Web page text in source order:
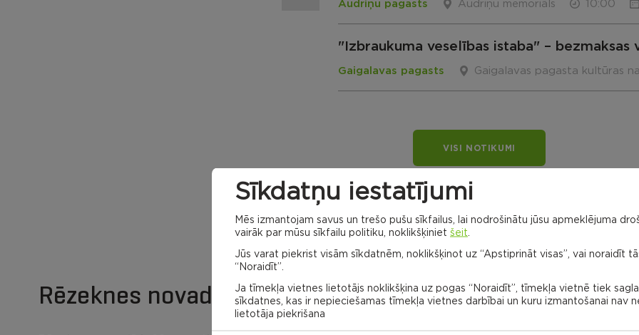
Audriņu pagasts Audriņu memoriāls 10:00
"Izbraukuma veselības istaba" – bezmaksas
Gaigalavas pagasts Gaigalavas pagasta kultūras
VISI NOTIKUMI
Rēzeknes novada karte
Sīkdatņu iestatījumi
Mēs izmantojam savus un trešo pušu sīkfailus, lai nodrošinātu jūsu apmeklējuma
vairāk par mūsu sīkfailu politiku, noklikšķiniet šeit
Jūs varat piekrist visām sīkdatnēm, noklikšķinot uz “Apstiprināt visas”, vai noraidīt
“Noraidīt”.
Ja tīmekļa vietnes lietotājs noklikšķina uz pogas “Noraidīt”, tīmekļa vietnē tiek
sīkdatnes, kas ir nepieciešamas tīmekļa vietnes darbībai un kuru izmantošanai nav
lietotāja piekrišana